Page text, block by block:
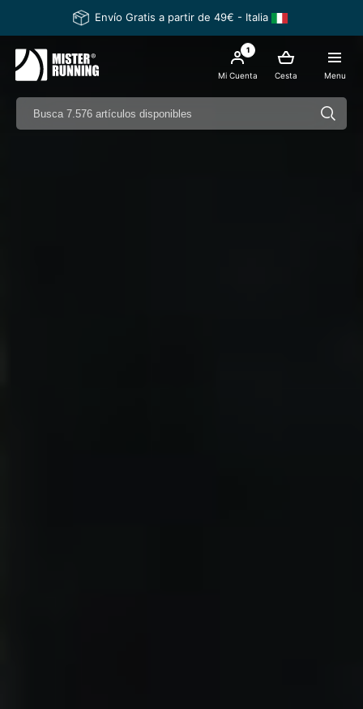
Envío Gratis a partir de 49€ - Italia
Menu
Cesta
1
Mi Cuenta